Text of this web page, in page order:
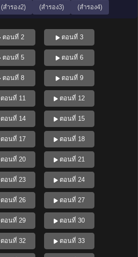
(สำรอง2) (สำรอง3) (สำรอง4)
ตอนที่ 2 ตอนที่ 3
ตอนที่ 5 ตอนที่ 6
ตอนที่ 8 ตอนที่ 9
ตอนที่ 11 ตอนที่ 12
ตอนที่ 14 ตอนที่ 15
ตอนที่ 17 ตอนที่ 18
ตอนที่ 20 ตอนที่ 21
ตอนที่ 23 ตอนที่ 24
ตอนที่ 26 ตอนที่ 27
ตอนที่ 29 ตอนที่ 30
ตอนที่ 32 ตอนที่ 33